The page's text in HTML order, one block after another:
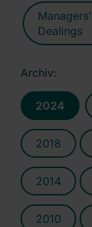
Dealings
Archiv:
2024
2018
2014
2010